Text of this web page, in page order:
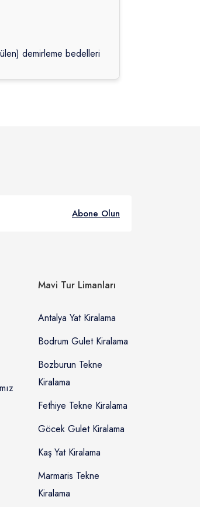
demirleme bedelleri
Abone Olun
Mavi Tur Limanları
Antalya Yat Kiralama
Bodrum Gulet Kiralama
Bozburun Tekne
Kiralama
Fethiye Tekne Kiralama
Göcek Gulet Kiralama
Kaş Yat Kiralama
Marmaris Tekne
Kiralama